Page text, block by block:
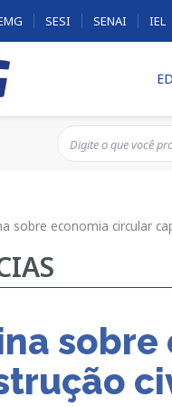
SESI SENAI IEL
sobre economia circular